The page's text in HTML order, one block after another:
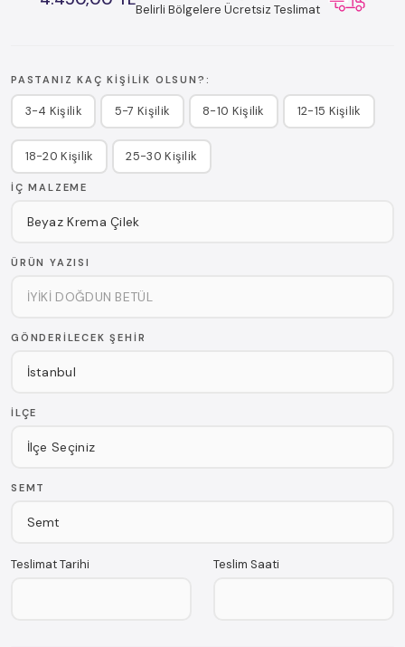
Belirli Bölgelere Ücretsiz Teslimat
PASTANIZ KAÇ KIŞILIK OLSUN?:
3-4 Kişilik 5-7 Kişilik 8-10 Kişilik 12-15 Kişilik
18-20 Kişilik 25-30 Kişilik
İÇ MALZEME
ÜRÜN YAZISI
GÖNDERILECEK ŞEHIR
İLÇE
SEMT
Teslimat Tarihi Teslim Saati